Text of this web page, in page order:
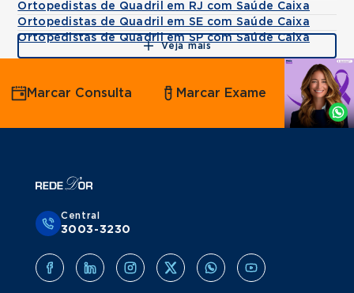
Ortopedistas de Quadril em RJ com Saúde Caixa
Ortopedistas de Quadril em SE com Saúde Caixa
Ortopedistas de Quadril em SP com Saúde Caixa
Veja mais
Agende
por
Whatsapp
Marcar Consulta Marcar Exame
Central
3003-3230